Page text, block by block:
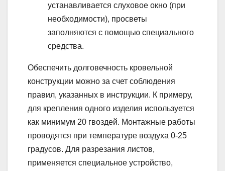
устанавливается слуховое окно (при
необходимости), просветы
заполняются с помощью специального
средства.
Обеспечить долговечность кровельной
конструкции можно за счет соблюдения
правил, указанных в инструкции. К примеру,
для крепления одного изделия используется
как минимум 20 гвоздей. Монтажные работы
проводятся при температуре воздуха 0-25
градусов. Для разрезания листов,
применяется специальное устройство,